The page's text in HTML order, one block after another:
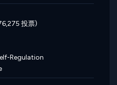
投票)
Regulation